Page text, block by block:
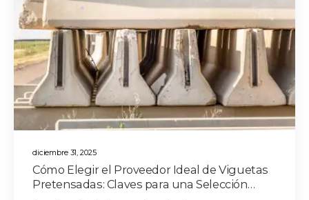
diciembre 31, 2025
Cómo Elegir el Proveedor Ideal de Viguetas
Pretensadas: Claves para una Selección